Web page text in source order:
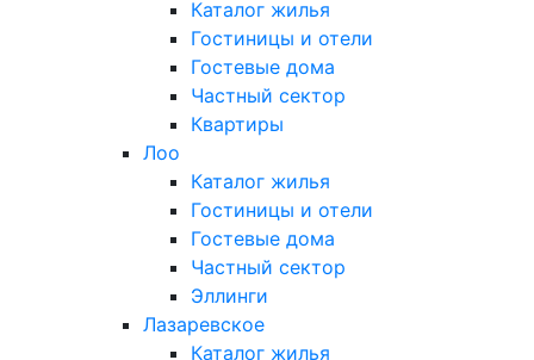
Каталог жилья
Гостиницы и отели
Гостевые дома
Частный сектор
Квартиры
Лоо
Каталог жилья
Гостиницы и отели
Гостевые дома
Частный сектор
Эллинги
Лазаревское
Каталог жилья